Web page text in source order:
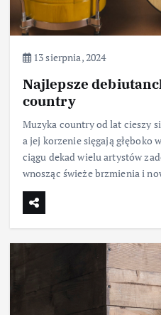
13 sierpnia, 2024
Najlepsze
country
Muzyka country od lat cieszy
a jej korzenie sięgają głęboko
ciągu dekad wielu artystów
wnosząc świeże brzmienia i